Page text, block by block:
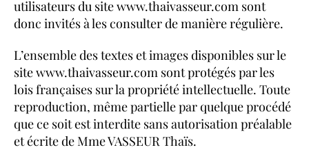
utilisateurs du site www.thaivasseur.com sont
donc invités à les consulter de manière régulière.
L’ensemble des textes et images disponibles sur le
site www.thaivasseur.com sont protégés par les
lois françaises sur la propriété intellectuelle. Toute
reproduction, même partielle par quelque procédé
que ce soit est interdite sans autorisation préalable
et écrite de Mme VASSEUR Thaïs.